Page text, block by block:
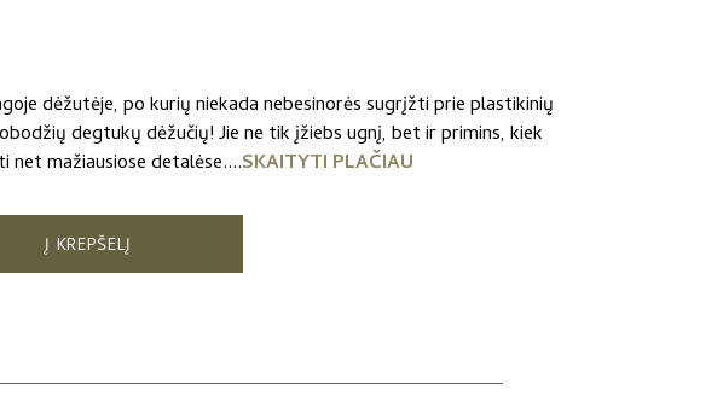
dėžutėje, po kurių niekada nebesinorės sugrįžti prie plastikinių
degtukų dėžučių! Jie ne tik įžiebs ugnį, bet ir primins, kiek
net mažiausiose detalėse....SKAITYTI PLAČIAU
Į KREPŠELĮ